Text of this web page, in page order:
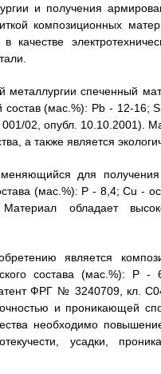
и получения
композиционных
металлургии спеченный
(мас.%): Рb - 12-16;
02, опубл. 10.10.2001).
а также является
для
(мас.%): Р - 8,4; Сu -
обладает
является
состава (мас.%): Р -
ФРГ № 3240709, кл.
и проникающей
необходимо
усадки,